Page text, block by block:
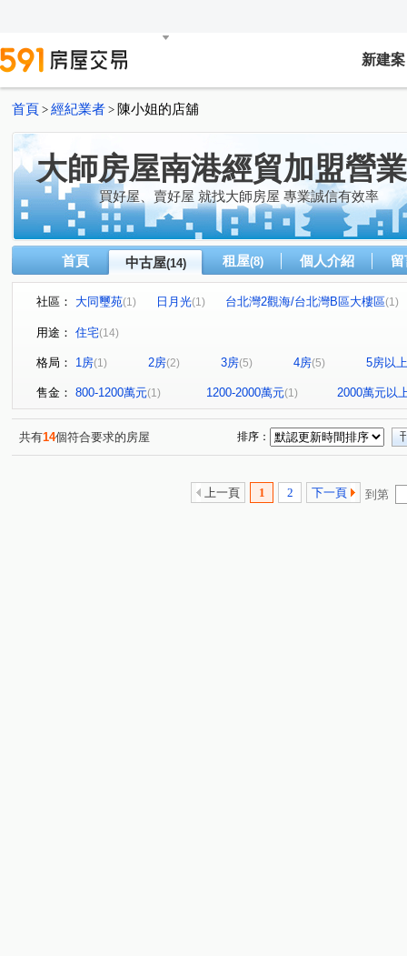
新建案
首頁 > 經紀業者 > 陳小姐的店舖
大師房屋南港經貿加盟營業
買好屋、賣好屋 就找大師房屋 專業誠信有效率
首頁 中古屋(14) 租屋(8) 個人介紹
社區： 大同璽苑(1) 日月光(1) 台北灣2觀海/台北灣B區大樓區(1)
冠倫大國
大有路
忠孝東路五段 (1) 秀岡二街(1) 樟樹一路(1)
寶清街(1) 新豐街
用途： 住宅(14)
格局： 1房(1) 2房(2) 3房(5) 4房(5) 5房以上
售金： 800-1200萬元(1) 1200-2000萬元(1) 2000萬元以
共有14個符合要求的房屋 排序：
上一頁 1 2 下一頁 到第